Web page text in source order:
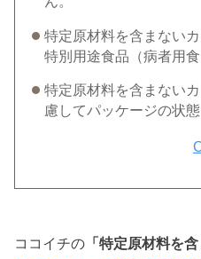
特定原材料を含まない
特別用途食品（病者用
特定原材料を含まない
慮してパッケージの状
ココイチの 「特定原材料を